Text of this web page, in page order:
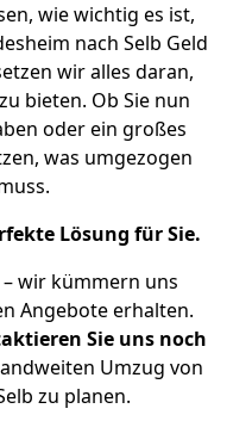
wie wichtig es ist,
nach Selb Geld
wir alles daran,
bieten. Ob Sie nun
oder ein großes
was umgezogen
Lösung für Sie.
– wir kümmern uns
Angebote erhalten.
Sie uns noch
Umzug von
zu planen.